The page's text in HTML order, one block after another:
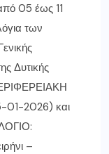
05 έως 11
των
Δυτικής
2026) και
–